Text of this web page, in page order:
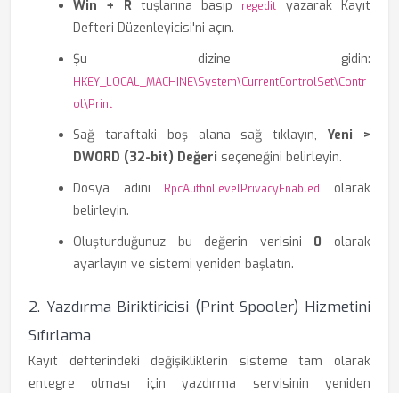
Win + Rtuşlarına basıp regedit
yazarak Kayıt
Defteri Düzenleyicisi'ni açın.
Şu dizine gidin:
HKEY_LOCAL_MACHINE\System\CurrentControlSet\Contr
ol\Print
Sağ taraftaki boş alana sağ tıklayın,Yeni >
DWORD (32-bit) Değeri seçeneğini belirleyin.
Dosya adını
RpcAuthnLevelPrivacyEnabled
olarak
belirleyin.
Oluşturduğunuz bu değerin verisini 0 olarak
ayarlayın ve sistemi yeniden başlatın.
2. Yazdırma Biriktiricisi (Print Spooler) Hizmetini
Sıfırlama
Kayıt defterindeki değişikliklerin sisteme tam olarak
entegre olması için yazdırma servisinin yeniden